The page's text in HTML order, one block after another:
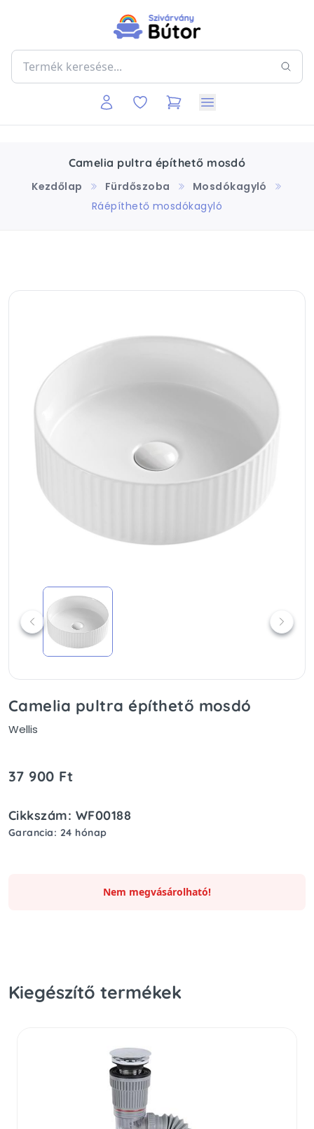
Camelia pultra építhető mosdó
Kezdőlap
Fürdőszoba
Mosdókagyló
Ráépíthető mosdókagyló
Camelia pultra építhető mosdó
Wellis
37 900 Ft
Cikkszám: WF00188
Garancia: 24 hónap
Nem megvásárolható!
Kiegészítő termékek